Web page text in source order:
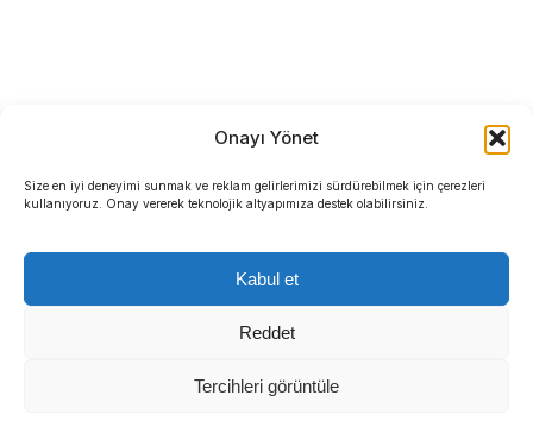
Onayı Yönet
Size en iyi deneyimi sunmak ve reklam gelirlerimizi sürdürebilmek için çerezleri
kullanıyoruz. Onay vererek teknolojik altyapımıza destek olabilirsiniz.
Kabul et
Reddet
Tercihleri görüntüle